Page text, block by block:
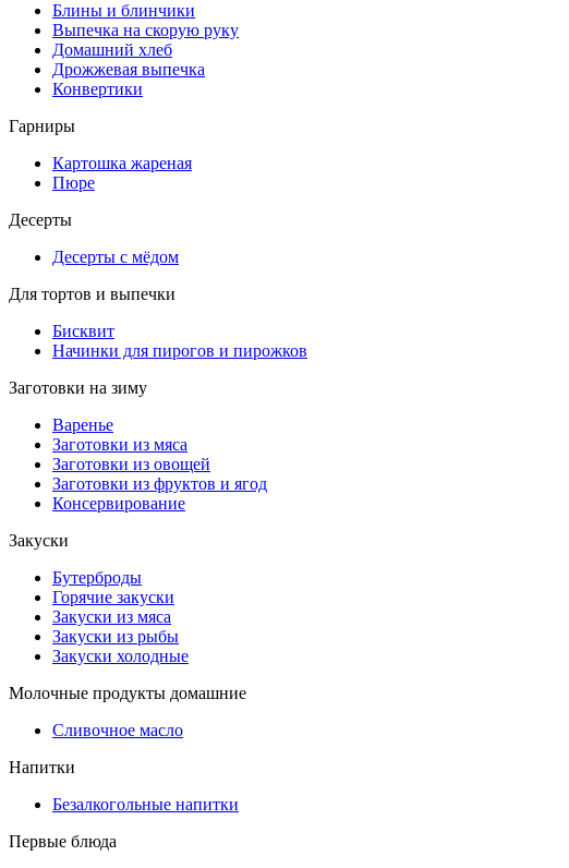
Блины и блинчики
Выпечка на скорую руку
Домашний хлеб
Дрожжевая выпечка
Конвертики
Гарниры
Картошка жареная
Пюре
Десерты
Десерты с мёдом
Для тортов и выпечки
Бисквит
Начинки для пирогов и пирожков
Заготовки на зиму
Варенье
Заготовки из мяса
Заготовки из овощей
Заготовки из фруктов и ягод
Консервирование
Закуски
Бутерброды
Горячие закуски
Закуски из мяса
Закуски из рыбы
Закуски холодные
Молочные продукты домашние
Сливочное масло
Напитки
Безалкогольные напитки
Первые блюда